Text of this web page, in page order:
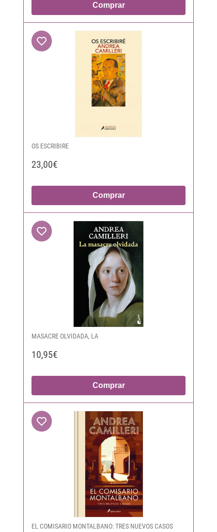
Comprar
OS ESCRIBIRE
23,00€
Comprar
MASACRE OLVIDADA, LA
10,95€
Comprar
EL COMISARIO MONTALBANO: TRES NUEVOS CASOS